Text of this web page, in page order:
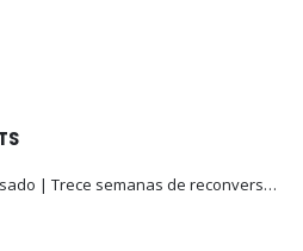
Un Viaje al Pasado | Trece semanas de reconversión